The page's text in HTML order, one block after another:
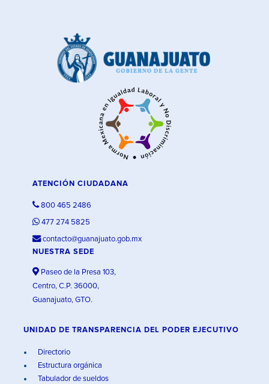
ATENCIÓN CIUDADANA
800 465 2486
477 274 5825
contacto@guanajuato.gob.mx
NUESTRA SEDE
Paseo de la Presa 103,
Centro, C.P. 36000,
Guanajuato, GTO.
UNIDAD DE TRANSPARENCIA DEL PODER EJECUTIVO
Directorio
Estructura orgánica
Tabulador de sueldos